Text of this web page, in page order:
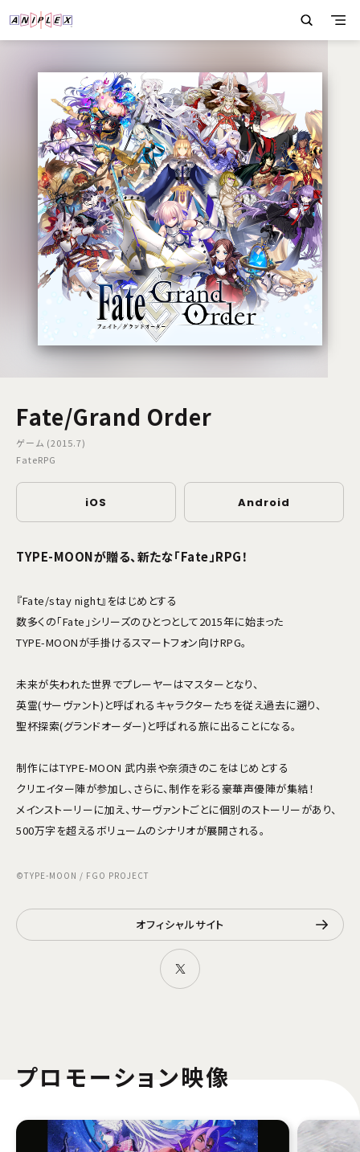
Fate/Grand Order
ゲーム (2015.7)
FateRPG
iOS Android
TYPE-MOONが贈る、新たな「Fate」RPG！
『Fate/stay night』をはじめとする
数多くの「Fate」シリーズのひとつとして2015年に始まった
TYPE-MOONが手掛けるスマートフォン向けRPG。
未来が失われた世界でプレーヤーはマスターとなり、
英霊(サーヴァント)と呼ばれるキャラクターたちを従え過去に遡り、
聖杯探索(グランドオーダー)と呼ばれる旅に出ることになる。
制作にはTYPE-MOON 武内祟や奈須きのこをはじめとする
クリエイター陣が参加し、さらに、制作を彩る豪華声優陣が集結！
メインストーリーに加え、サーヴァントごとに個別のストーリーがあり、
500万字を超えるボリュームのシナリオが展開される。
©TYPE-MOON / FGO PROJECT
オフィシャルサイト
プロモーション映像